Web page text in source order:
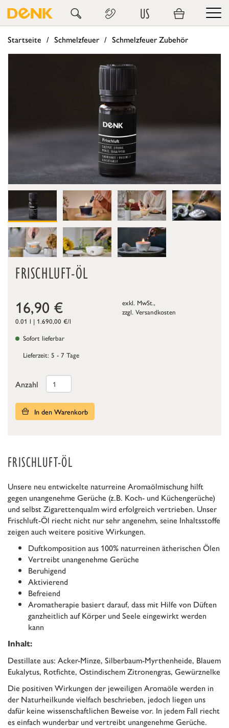
US
Startseite Schmelzfeuer Schmelzfeuer Zubehör
FRISCHLUFT-ÖL
16,90 €
exkl. MwSt.,
zzgl. Versandkosten
0.01 l | 1.690,00 €/l
Sofort lieferbar
Lieferzeit: 5 - 7 Tage
Anzahl
In den Warenkorb
FRISCHLUFT-ÖL
Unsere neu entwickelte naturreine Aromaölmischung hilft
gegen unangenehme Gerüche (z.B. Koch- und Küchengerüche)
und selbst Zigarettenqualm wird erfolgreich vertrieben. Unser
Frischluft-Öl riecht nicht nur sehr angenehm, seine Inhaltsstoffe
zeigen auch weitere positive Wirkungen.
Duftkomposition aus 100% naturreinen ätherischen Ölen
Vertreibt unangenehme Gerüche
Beruhigend
Aktivierend
Befreiend
Aromatherapie basiert darauf, dass mit Hilfe von Düften
ganzheitlich auf Körper und Seele eingewirkt werden
kann
Inhalt:
Destillate aus: Acker-Minze, Silberbaum-Myrthenheide, Blauem
Eukalytus, Rotfichte, Ostindischem Zitronengras, Gewürznelke
Die positiven Wirkungen der jeweiligen Aromaöle werden in
der Naturheilkunde vielfach beschrieben, jedoch liegen uns
dafür keine wissenschaftlichen Beweise vor. In jedem Fall riecht
es einfach wunderbar und vertreibt unangenehme Gerüche.